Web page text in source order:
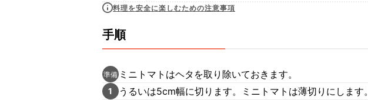
料理を安全に楽しむための注意事項
手順
準備 ミニトマトはヘタを取り除いておきます。
1 うるいは5cm幅に切ります。ミニトマトは薄切りにします。